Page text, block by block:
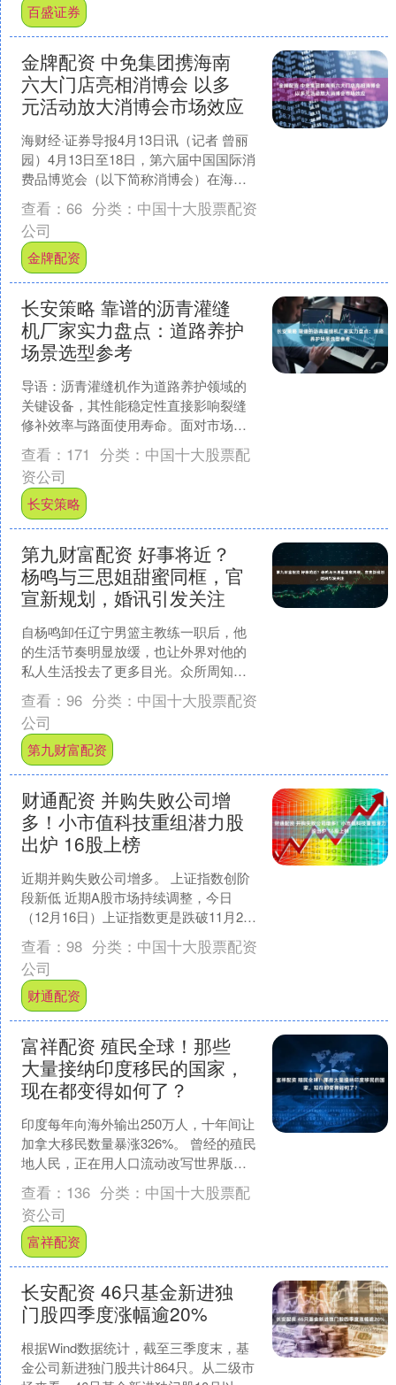
百盛证券
金牌配资 中免集团携海南
六大门店亮相消博会 以多
元活动放大消博会市场效应
海财经·证券导报4月13日讯（记者 曾丽
园）4月13日至18日，第六届中国国际消
费品博览会（以下简称消博会）在海南
启幕。作为全球领先的旅游零售运营
商，中免集团连....
查看： 66 分类： 中国十大股票配资
公司
金牌配资
长安策略 靠谱的沥青灌缝
机厂家实力盘点：道路养护
场景选型参考
导语：沥青灌缝机作为道路养护领域的
关键设备，其性能稳定性直接影响裂缝
修补效率与路面使用寿命。面对市场上
众多供应商，采购决策需基于对厂家技
术积累、生产能力及服务体....
查看： 171 分类： 中国十大股票配
资公司
长安策略
第九财富配资 好事将近？
杨鸣与三思姐甜蜜同框，官
宣新规划，婚讯引发关注
自杨鸣卸任辽宁男篮主教练一职后，他
的生活节奏明显放缓，也让外界对他的
私人生活投去了更多目光。众所周知，
杨鸣此前已与前妻唐佳良正式宣布离
婚，并围绕财产分割展开了法....
查看： 96 分类： 中国十大股票配资
公司
第九财富配资
财通配资 并购失败公司增
多！小市值科技重组潜力股
出炉 16股上榜
近期并购失败公司增多。 上证指数创阶
段新低 近期A股市场持续调整，今日
（12月16日）上证指数更是跌破11月24
日的低点，最低至3816点下方，创出阶
段新低。科....
查看： 98 分类： 中国十大股票配资
公司
财通配资
富祥配资 殖民全球！那些
大量接纳印度移民的国家，
现在都变得如何了？
印度每年向海外输出250万人，十年间让
加拿大移民数量暴涨326%。 曾经的殖民
地人民，正在用人口流动改写世界版
图。 加拿大急刹车 2024年10月9日，加
拿大魁....
查看： 136 分类： 中国十大股票配
资公司
富祥配资
长安配资 46只基金新进独
门股四季度涨幅逾20%
根据Wind数据统计，截至三季度末，基
金公司新进独门股共计864只。从二级市